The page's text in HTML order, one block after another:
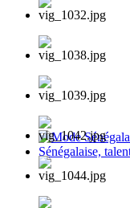
Mode
talent en herbe